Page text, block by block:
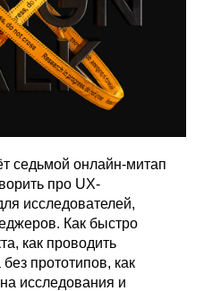
седьмой онлайн-митап
про UX-
исследователей,
Как быстро
как проводить
прототипов, как
исследования и